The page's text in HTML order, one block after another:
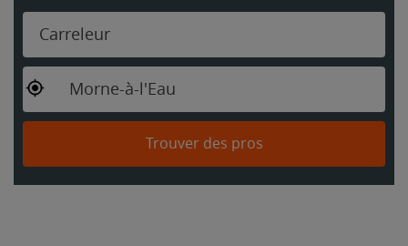
Carreleur
Morne-à-l'Eau
Trouver des pros